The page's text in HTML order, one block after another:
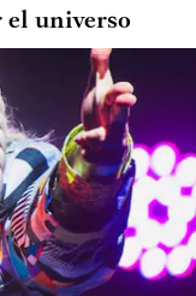
el universo